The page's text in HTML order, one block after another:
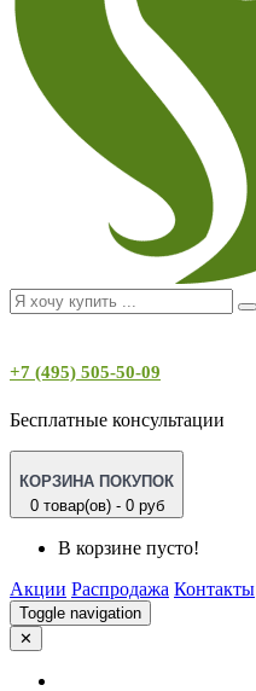
+7 (495) 505-50-09
Бесплатные консультации
КОРЗИНА ПОКУПОК
0 товар(ов) - 0 руб
В корзине пусто!
Акции Распродажа Контакты
Toggle navigation
✕